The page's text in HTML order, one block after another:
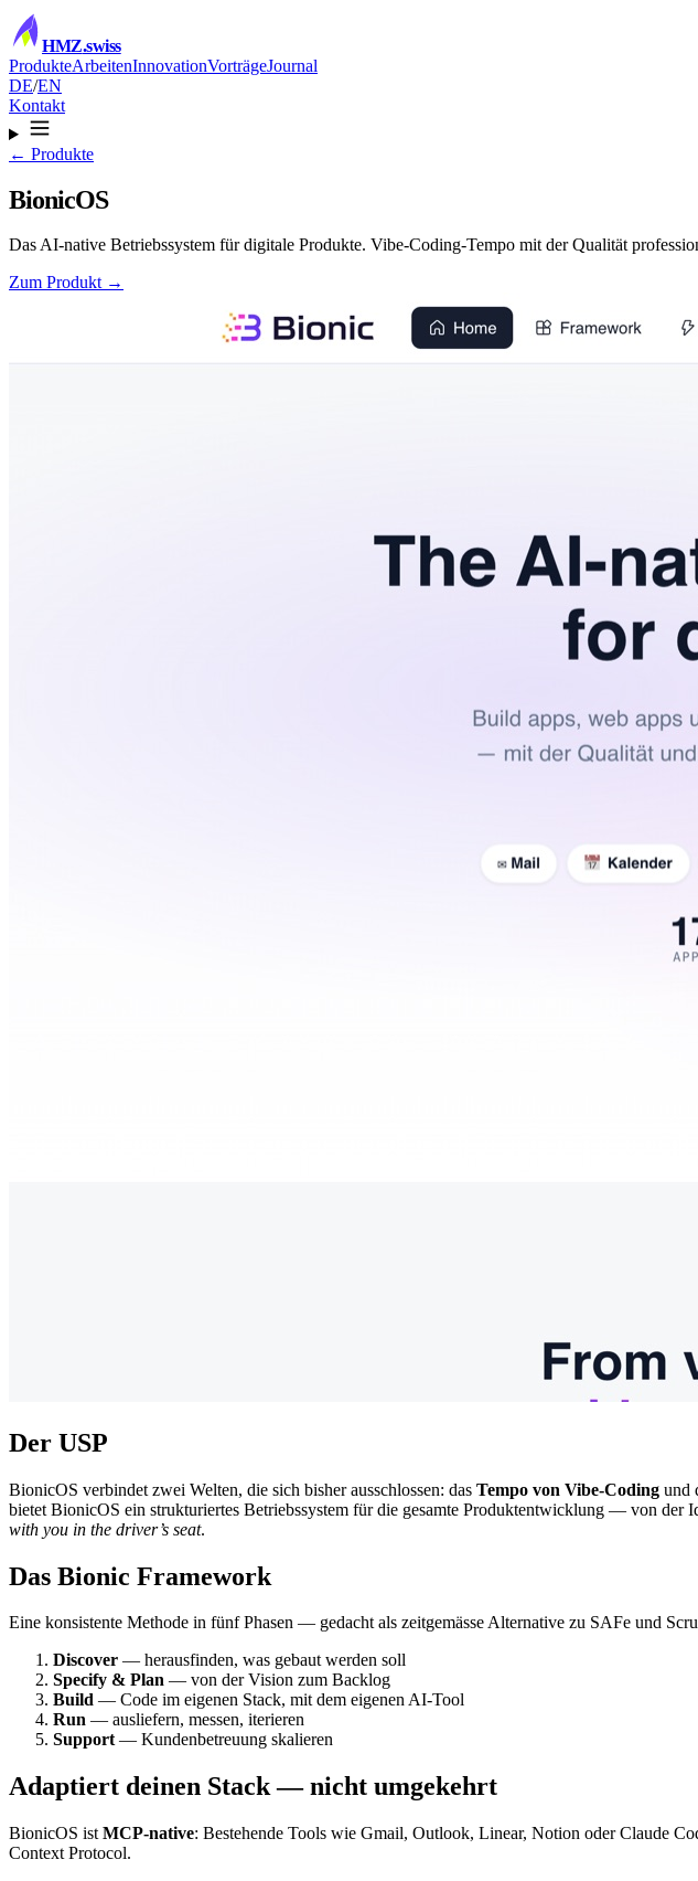
HMZ.swiss
ProdukteArbeitenInnovationVorträgeJournal
DE/EN
Kontakt
← Produkte
BionicOS
Das AI-native Betriebssystem für digitale Produkte. Vibe-Coding-Tempo mit der Qualität
Zum Produkt →
Der USP
BionicOS verbindet zwei Welten, die sich bisher ausschlossen: das Tempo von Vibe-Coding und
bietet BionicOS ein strukturiertes Betriebssystem für die gesamte Produktentwicklung — von
with you in the driver’s seat.
Das Bionic Framework
Eine konsistente Methode in fünf Phasen — gedacht als zeitgemässe Alternative zu SAFe und
Discover — herausfinden, was gebaut werden soll
Specify & Plan — von der Vision zum Backlog
Build — Code im eigenen Stack, mit dem eigenen AI-Tool
Run — ausliefern, messen, iterieren
Support— Kundenbetreuung skalieren
Adaptiert deinen Stack — nicht umgekehrt
BionicOS ist MCP-native: Bestehende Tools wie Gmail, Outlook, Linear, Notion oder Claude
Context Protocol.